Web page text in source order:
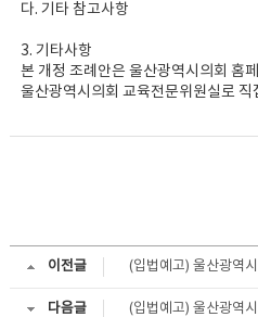
다. 기타 참고사항
3. 기타사항
본 개정 조례안은 울산광역시의회 홈
울산광역시의회 교육전문위원실로
이전글 (입법예고) 울산광역
다음글 (입법예고) 울산광역